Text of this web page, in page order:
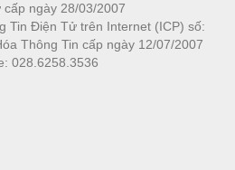
ngày 28/03/2007
Tin Điện Tử trên Internet (ICP) số:
Thông Tin cấp ngày 12/07/2007
028.6258.3536